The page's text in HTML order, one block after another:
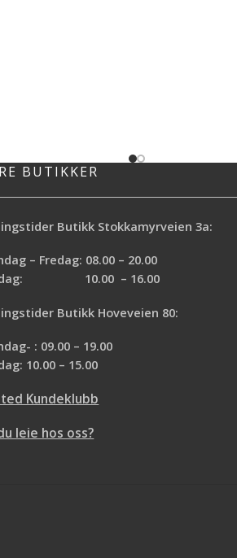
BUTIKKER
Butikk Stokkamyrveien 3a:
– Fredag: 08.00 – 20.00
10.00 – 16.00
Butikk Hoveveien 80:
: 09.00 – 19.00
10.00 – 15.00
Kundeklubb
leie hos oss?